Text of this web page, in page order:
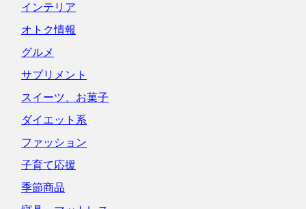
インテリア
オトク情報
グルメ
サプリメント
スイーツ、お菓子
ダイエット系
ファッション
子育て応援
季節商品